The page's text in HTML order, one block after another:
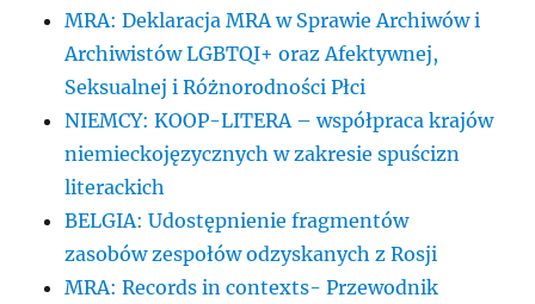
MRA: Deklaracja MRA w Sprawie Archiwów i
Archiwistów LGBTQI+ oraz Afektywnej,
Seksualnej i Różnorodności Płci
NIEMCY: KOOP-LITERA – współpraca krajów
niemieckojęzycznych w zakresie spuścizn
literackich
BELGIA: Udostępnienie fragmentów
zasobów zespołów odzyskanych z Rosji
MRA: Records in contexts- Przewodnik